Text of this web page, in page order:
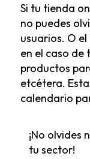
Si tu tienda
no puedes
usuarios. O
en el caso de
productos
etcétera.
calendario
¡No olvides
tu sector!